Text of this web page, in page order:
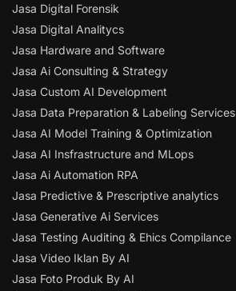
Jasa Digital Forensik
Jasa Digital Analitycs
Jasa Hardware and Software
Jasa Ai Consulting & Strategy
Jasa Custom AI Development
Jasa Data Preparation & Labeling Services
Jasa AI Model Training & Optimization
Jasa AI Insfrastructure and MLops
Jasa Ai Automation RPA
Jasa Predictive & Prescriptive analytics
Jasa Generative Ai Services
Jasa Testing Auditing & Ehics Compilance
Jasa Video Iklan By AI
Jasa Foto Produk By AI